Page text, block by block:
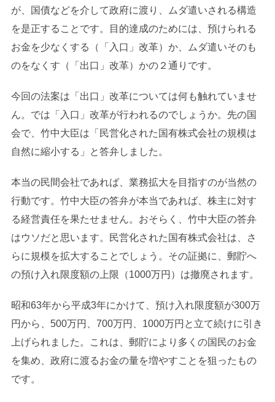
が、国債などを介して政府に渡り、ムダ遣いされる構造
を是正することです。目的達成のためには、預けられる
お金を少なくする（「入口」改革）か、ムダ遣いそのも
のをなくす（「出口」改革）かの２通りです。
今回の法案は「出口」改革については何も触れていませ
ん。では「入口」改革が行われるのでしょうか。先の国
会で、竹中大臣は「民営化された国有株式会社の規模は
自然に縮小する」と答弁しました。
本当の民間会社であれば、業務拡大を目指すのが当然の
行動です。竹中大臣の答弁が本当であれば、株主に対す
る経営責任を果たせません。おそらく、竹中大臣の答弁
はウソだと思います。民営化された国有株式会社は、さ
らに規模を拡大することでしょう。その証拠に、郵貯へ
の預け入れ限度額の上限（1000万円）は撤廃されます。
昭和63年から平成3年にかけて、預け入れ限度額が300万
円から、500万円、700万円、1000万円と立て続けに引き
上げられました。これは、郵貯により多くの国民のお金
を集め、政府に渡るお金の量を増やすことを狙ったもの
です。